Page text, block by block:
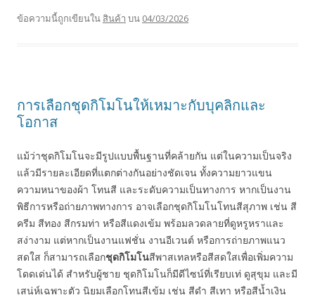
ข้อความนี้ถูกเขียนใน สินค้า บน 04/03/2026
การเลือกชุดกิโมโนให้เหมาะกับบุคลิกและ
โอกาส
แม้ว่าชุดกิโมโนจะมีรูปแบบพื้นฐานที่คล้ายกัน แต่ในความเป็นจริง
แล้วมีรายละเอียดที่แตกต่างกันอย่างชัดเจน ทั้งความยาวแขน
ความหนาของผ้า โทนสี และระดับความเป็นทางการ หากเป็นงาน
พิธีการหรือถ่ายภาพทางการ อาจเลือกชุดกิโมโนโทนสีสุภาพ เช่น สี
ครีม สีทอง สีกรมท่า หรือสีแดงเข้ม พร้อมลวดลายที่ดูหรูหราและ
สง่างาม แต่หากเป็นงานแฟชั่น งานอีเวนต์ หรือการถ่ายภาพแนว
สดใส ก็สามารถเลือกชุดกิโมโนสีพาสเทลหรือสีสดใสเพื่อเพิ่มความ
โดดเด่นได้ สำหรับผู้ชาย ชุดกิโมโนก็มีดีไซน์ที่เรียบเท่ ดูสุขุม และมี
เสน่ห์เฉพาะตัว นิยมเลือกโทนสีเข้ม เช่น สีดำ สีเทา หรือสีน้ำเงิน